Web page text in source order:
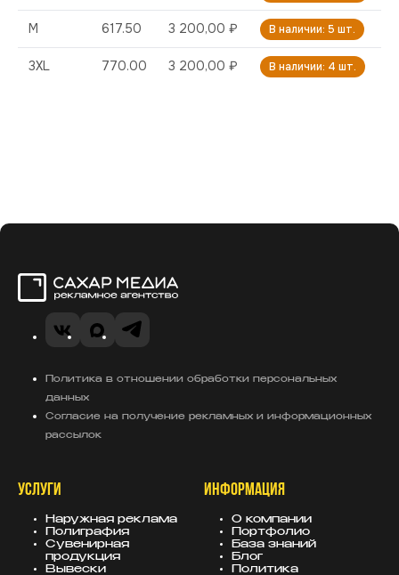
M 617.50 3 200,00 ₽ В наличии: 5 шт.
3XL 770.00 3 200,00 ₽ В наличии: 4 шт.
VK Telegram
MAX
Политика в отношении обработки персональных
данных
Согласие на получение рекламных и информационных
рассылок
УСЛУГИ
Наружная реклама
Полиграфия
Сувенирная
продукция
Вывески
ИНФОРМАЦИЯ
О компании
Портфолио
База знаний
Блог
Политика